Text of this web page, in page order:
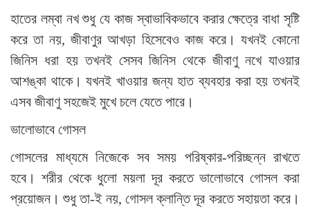
হাতের লম্বা নখ শুধু যে কাজ স্বাভাবিকভাবে করার ক্ষেত্রে বাধা সৃষ্টি
করে তা নয়, জীবাণুর আখড়া হিসেবেও কাজ করে। যখনই কোনো
জিনিস ধরা হয় তখনই সেসব জিনিস থেকে জীবাণু নখে যাওয়ার
আশঙ্কা থাকে। যখনই খাওয়ার জন্য হাত ব্যবহার করা হয় তখনই
এসব জীবাণু সহজেই মুখে চলে যেতে পারে।
ভালোভাবে গোসল
গোসলের মাধ্যমে নিজেকে সব সময় পরিষ্কার-পরিচ্ছন্ন রাখতে
হবে। শরীর থেকে ধুলো ময়লা দূর করতে ভালোভাবে গোসল করা
প্রয়োজন। শুধু তা-ই নয়, গোসল ক্লান্তি দূর করতে সহায়তা করে।